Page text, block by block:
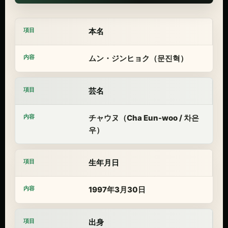
本名
ムン・ジンヒョク（문진혁）
芸名
チャウヌ（Cha Eun-woo / 차은
우）
生年月日
1997年3月30日
出身